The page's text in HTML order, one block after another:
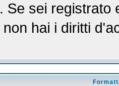
Se sei
hai i diritti